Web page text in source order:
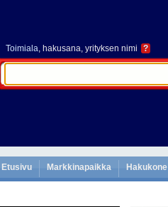
Toimiala, hakusana, yrityksen nimi ?
Etusivu Markkinapaikka Hakukone